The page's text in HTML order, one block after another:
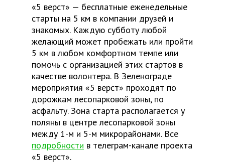
«5 верст» — бесплатные еженедельные
старты на 5 км в компании друзей и
знакомых. Каждую субботу любой
желающий может пробежать или пройти
5 км в любом комфортном темпе или
помочь с организацией этих стартов в
качестве волонтера. В Зеленограде
мероприятия «5 верст» проходят по
дорожкам лесопарковой зоны, по
асфальту. Зона старта располагается у
поляны в центре лесопарковой зоны
между 1-м и 5-м микрорайонами. Все
подробности в телеграм-канале проекта
«5 верст».